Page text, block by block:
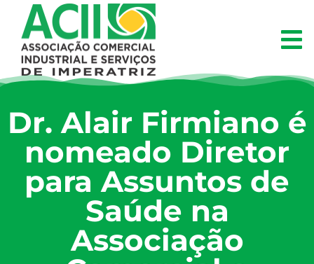
Dr. Alair Firmiano é
nomeado Diretor
para Assuntos de
Saúde na
Associação